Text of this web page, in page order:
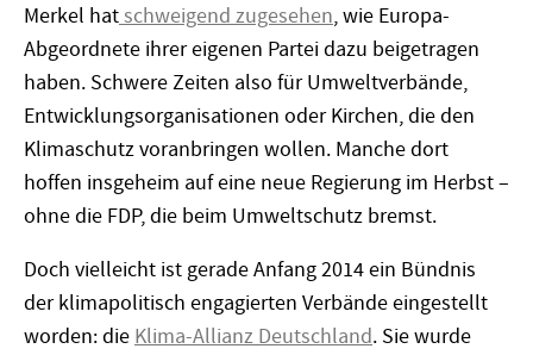
Merkel hatschweigend zugesehen, wie Europa-
Abgeordnete ihrer eigenen Partei dazu beigetragen
haben. Schwere Zeiten also für Umweltverbände,
Entwicklungsorganisationen oder Kirchen, die den
Klimaschutz voranbringen wollen. Manche dort
hoffen insgeheim auf eine neue Regierung im Herbst –
ohne die FDP, die beim Umweltschutz bremst.
Doch vielleicht ist gerade Anfang 2014 ein Bündnis
der klimapolitisch engagierten Verbände eingestellt
worden: die Klima-Allianz Deutschland. Sie wurde